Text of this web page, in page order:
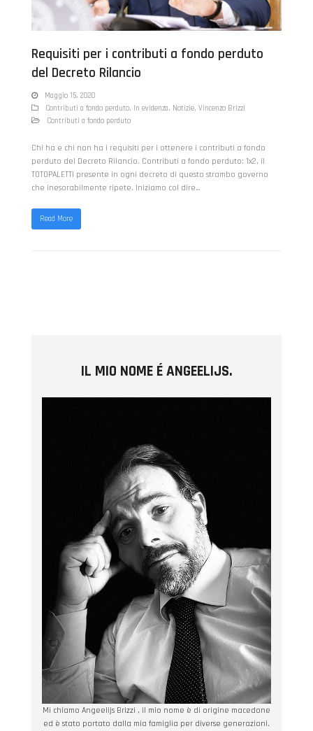
Requisiti per i contributi a fondo perduto
del Decreto Rilancio
Maggio 15, 2020
Contributi a fondo perduto, In evidenza, Notizie, Vincenzo Brizzi
Contributi a fondo perduto
Chi ha e chi non ha i requisiti per i ottenere i contributi a fondo
perduto del Decreto Rilancio. Contributi a fondo perduto: 1x2, il
TOTOPALETTI presente in ogni decreto di questo strambo governo
che inesorabilmente ripete. Iniziamo col dire…
Read More
IL MIO NOME É ANGEELIJS.
Mi chiamo Angeelijs Brizzi , il mio nome è di origine macedone
ed è stato portato dalla mia famiglia per diverse generazioni.